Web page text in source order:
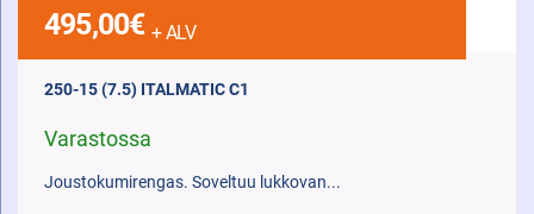
495,00€ + ALV
250-15 (7.5) ITALMATIC C1
Varastossa
Joustokumirengas. Soveltuu lukkovan...